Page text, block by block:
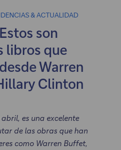
& ACTUALIDAD
son
libros que
Warren
Clinton
es una excelente
de las obras que han
como Warren Buffet,